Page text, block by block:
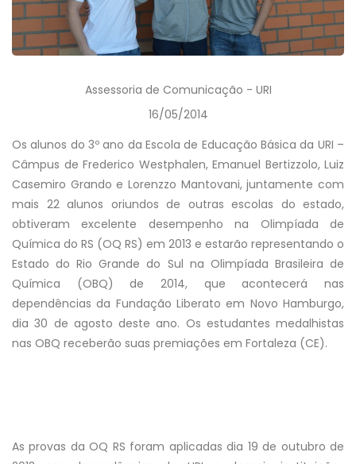
Assessoria de Comunicação - URI
16/05/2014
Os alunos do 3º ano da Escola de Educação Básica da URI –
Câmpus de Frederico Westphalen, Emanuel Bertizzolo, Luiz
Casemiro Grando e Lorenzzo Mantovani, juntamente com
mais 22 alunos oriundos de outras escolas do estado,
obtiveram excelente desempenho na Olimpíada de
Química do RS (OQ RS) em 2013 e estarão representando o
Estado do Rio Grande do Sul na Olimpíada Brasileira de
Química (OBQ) de 2014, que acontecerá nas
dependências da Fundação Liberato em Novo Hamburgo,
dia 30 de agosto deste ano. Os estudantes medalhistas
nas OBQ receberão suas premiações em Fortaleza (CE).
As provas da OQ RS foram aplicadas dia 19 de outubro de